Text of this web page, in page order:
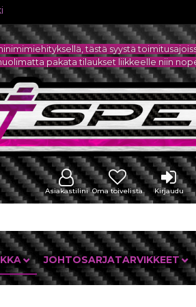
Asiakastilini Oma toivelista Kirjaudu
tästä syystä
pakata tilaukset liikkeelle niin
JOHTOSARJATARVIKKEET